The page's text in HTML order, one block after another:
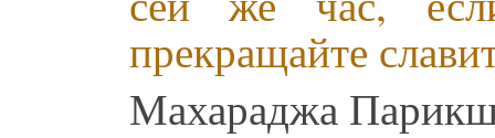
прекращайте
Махараджа